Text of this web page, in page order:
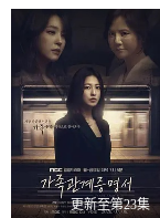
更新至第23集